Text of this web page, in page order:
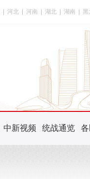
河北 河南 湖北 湖南 黑
中新视频 统战通览